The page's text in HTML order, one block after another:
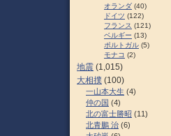
オランダ (40)
ドイツ (122)
フランス (121)
ベルギー (13)
ポルトガル (5)
モナコ (2)
地震 (1,015)
大相撲 (100)
一山本大生 (4)
仲の国 (4)
北の富士勝昭 (11)
北青鵬 治 (6)